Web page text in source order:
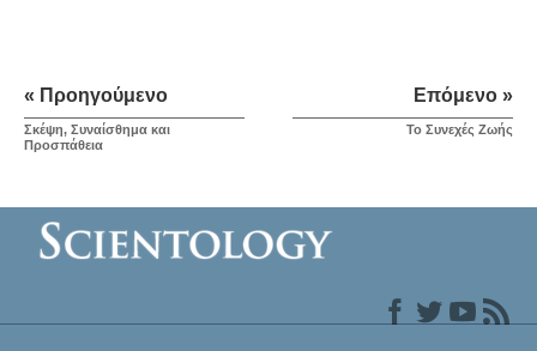
« Προηγούμενο
Σκέψη, Συναίσθημα και
Προσπάθεια
Επόμενο »
Το Συνεχές Ζωής